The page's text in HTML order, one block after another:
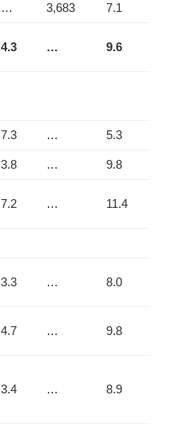
… 3,683 7.1
4.3 … 9.6
7.3 … 5.3
3.8 … 9.8
7.2 … 11.4
3.3 … 8.0
4.7 … 9.8
3.4 … 8.9